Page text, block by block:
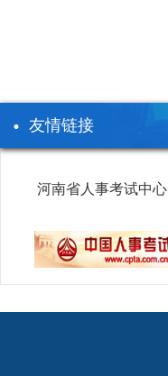
友情链接
河南省人事考试中心